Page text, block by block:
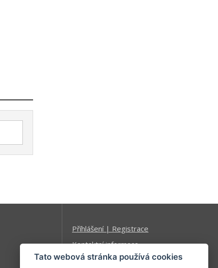
Příhlášení | Registrace
Kontaktní informace
Mapa stránek
Tato webová stránka používá cookies